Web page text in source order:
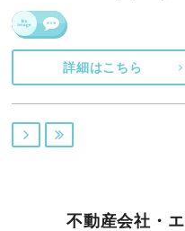
詳細はこちら
 
不動産会社・